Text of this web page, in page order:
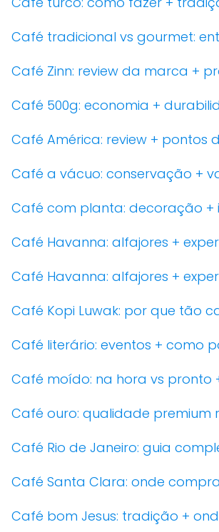
Café tradicional vs gourmet:
Café Zinn: review da marca +
Café 500g: economia +
Café América: review + pontos
Café a vácuo: conservação +
Café com planta: decoração +
Café Havanna: alfajores +
Café Havanna: alfajores +
Café Kopi Luwak: por que tão
Café literário: eventos + como
Café moído: na hora vs pronto
Café ouro: qualidade premium
Café Rio de Janeiro: guia
Café Santa Clara: onde
Café bom Jesus: tradição +